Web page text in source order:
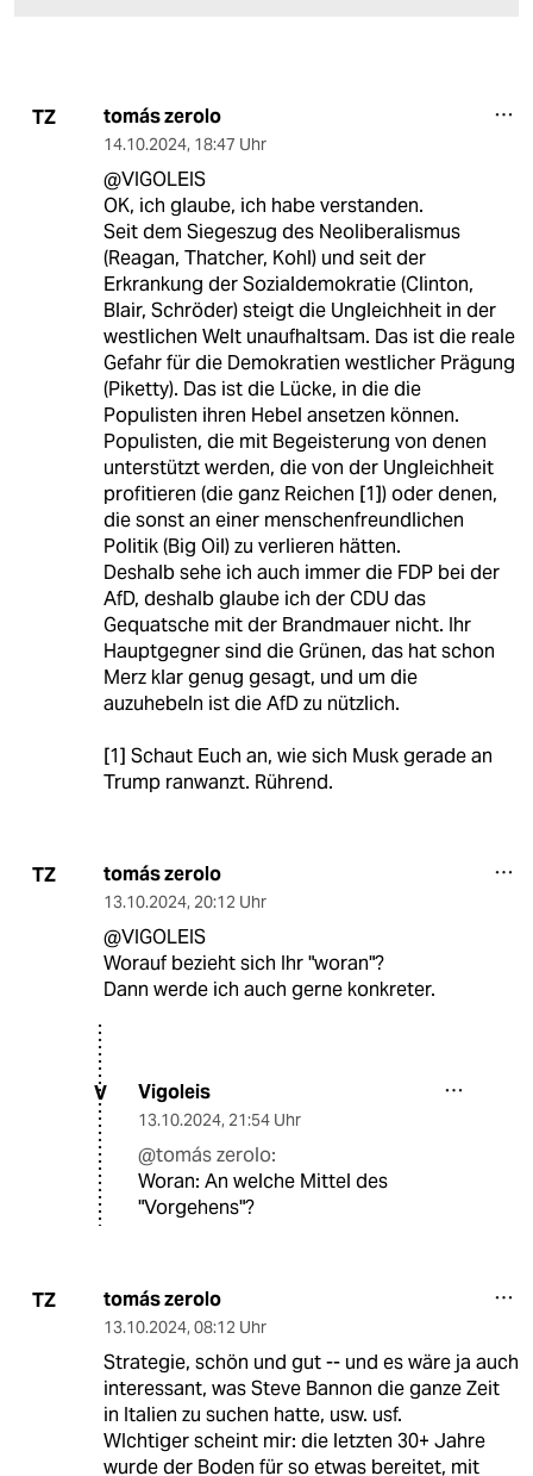
TZ tomás zerolo
14.10.2024, 18:47 Uhr
@VIGOLEIS
OK, ich glaube, ich habe verstanden.
Seit dem Siegeszug des Neoliberalismus
(Reagan, Thatcher, Kohl) und seit der
Erkrankung der Sozialdemokratie (Clinton,
Blair, Schröder) steigt die Ungleichheit in der
westlichen Welt unaufhaltsam. Das ist die reale
Gefahr für die Demokratien westlicher Prägung
(Piketty). Das ist die Lücke, in die die
Populisten ihren Hebel ansetzen können.
Populisten, die mit Begeisterung von denen
unterstützt werden, die von der Ungleichheit
profitieren (die ganz Reichen [1]) oder denen,
die sonst an einer menschenfreundlichen
Politik (Big Oil) zu verlieren hätten.
Deshalb sehe ich auch immer die FDP bei der
AfD, deshalb glaube ich der CDU das
Gequatsche mit der Brandmauer nicht. Ihr
Hauptgegner sind die Grünen, das hat schon
Merz klar genug gesagt, und um die
auzuhebeln ist die AfD zu nützlich.
[1] Schaut Euch an, wie sich Musk gerade an
Trump ranwanzt. Rührend.
TZ tomás zerolo
13.10.2024, 20:12 Uhr
@VIGOLEIS
Worauf bezieht sich Ihr "woran"?
Dann werde ich auch gerne konkreter.
V Vigoleis
13.10.2024, 21:54 Uhr
@tomás zerolo:
Woran: An welche Mittel des
"Vorgehens"?
TZ tomás zerolo
13.10.2024, 08:12 Uhr
Strategie, schön und gut -- und es wäre ja auch
interessant, was Steve Bannon die ganze Zeit
in Italien zu suchen hatte, usw. usf.
WIchtiger scheint mir: die letzten 30+ Jahre
wurde der Boden für so etwas bereitet, mit